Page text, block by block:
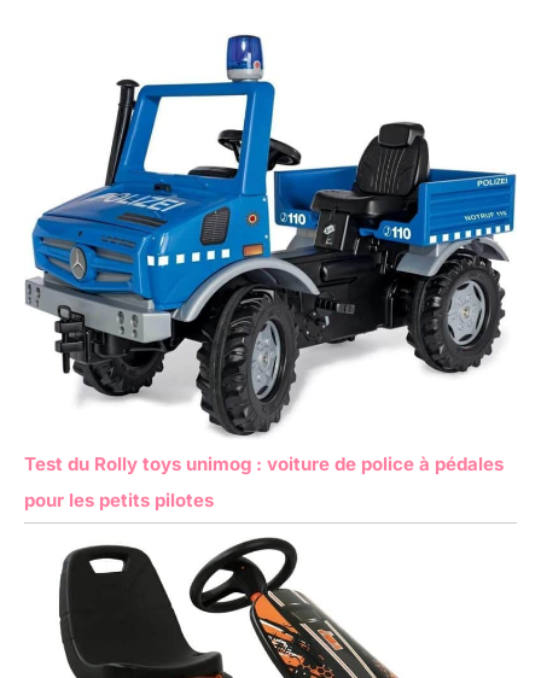
Test du Rolly toys unimog : voiture de police à pédales
pour les petits pilotes